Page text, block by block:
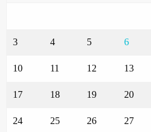
3 4 5 6
10 11 12 13
17 18 19 20
24 25 26 27